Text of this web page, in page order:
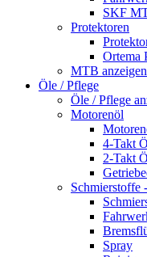
SKF
Protektoren
Ortema
MTB anzeigen
Öle / Pflege
Öle / Pflege
Motorenöl
4-Takt
2-Takt
Schmierstoffe
Spray